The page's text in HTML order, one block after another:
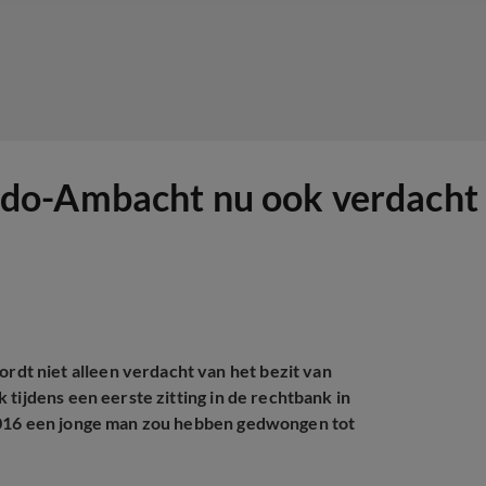
Ambacht nu ook
niet alleen verdacht van het bezit van
tijdens een eerste zitting in de rechtbank in
een jonge man zou hebben gedwongen tot